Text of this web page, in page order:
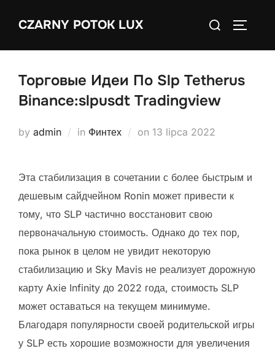
CZARNY POTOK LUX
Search
Торговые Идеи По Slp Tetherus
Binance:slpusdt Tradingview
by admin in Финтех on Posted
13 lipca 2022
Эта стабилизация в сочетании с более быстрым и
дешевым сайдчейном Ronin может привести к
тому, что SLP частично восстановит свою
первоначальную стоимость. Однако до тех пор,
пока рынок в целом не увидит некоторую
стабилизацию и Sky Mavis не реализует дорожную
карту Axie Infinity до 2022 года, стоимость SLP
может оставаться на текущем минимуме.
Благодаря популярности своей родительской игры
у SLP есть хорошие возможности для увеличения